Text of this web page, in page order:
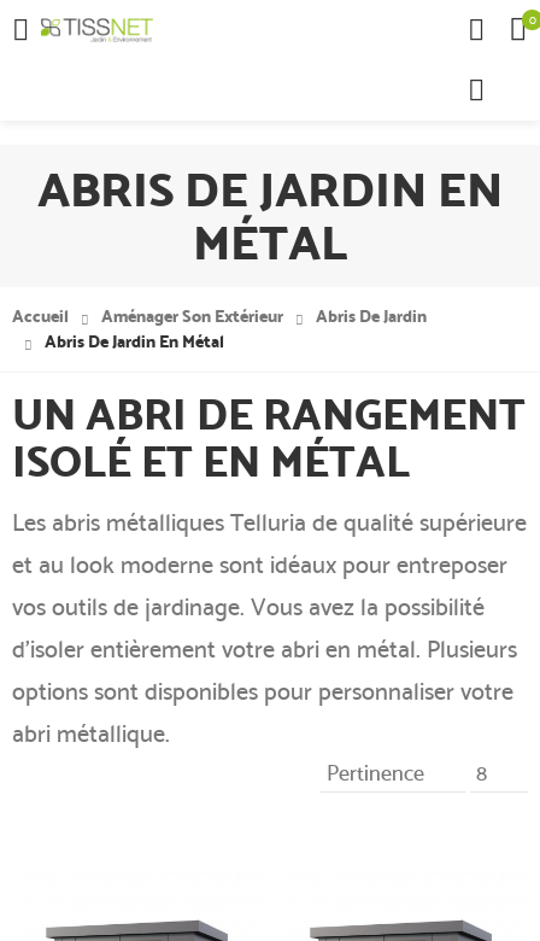
 0
ABRIS DE JARDIN EN
MÉTAL
Accueil Aménager Son Extérieur
Abris De Jardin
Abris De Jardin En Métal
UN ABRI DE RANGEMENT
ISOLÉ ET EN MÉTAL
Les abris métalliques Telluria de qualité supérieure
et au look moderne sont idéaux pour entreposer
vos outils de jardinage. Vous avez la possibilité
d'isoler entièrement votre abri en métal. Plusieurs
options sont disponibles pour personnaliser votre
abri métallique.
Pertinence 8